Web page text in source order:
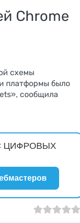
Chrome
схемы
платформы было
сообщила
ЦИФРОВЫХ
01 2 3 4 5
Vavadapart —
прямой